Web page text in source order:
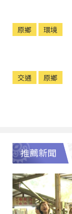
原鄉 環境
交通 原鄉
推薦新聞